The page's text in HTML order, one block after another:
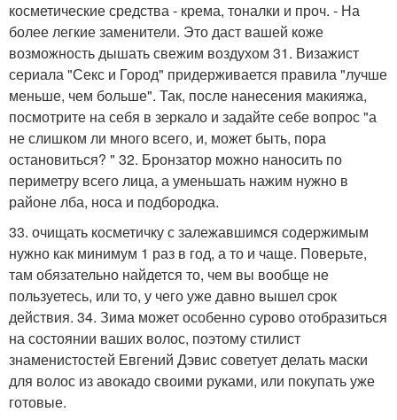
косметические средства - крема, тоналки и проч. - На
более легкие заменители. Это даст вашей коже
возможность дышать свежим воздухом 31. Визажист
сериала "Секс и Город" придерживается правила "лучше
меньше, чем больше". Так, после нанесения макияжа,
посмотрите на себя в зеркало и задайте себе вопрос "а
не слишком ли много всего, и, может быть, пора
остановиться? " 32. Бронзатор можно наносить по
периметру всего лица, а уменьшать нажим нужно в
районе лба, носа и подбородка.
33. очищать косметичку с залежавшимся содержимым
нужно как минимум 1 раз в год, а то и чаще. Поверьте,
там обязательно найдется то, чем вы вообще не
пользуетесь, или то, у чего уже давно вышел срок
действия. 34. Зима может особенно сурово отобразиться
на состоянии ваших волос, поэтому стилист
знаменистостей Евгений Дэвис советует делать маски
для волос из авокадо своими руками, или покупать уже
готовые.